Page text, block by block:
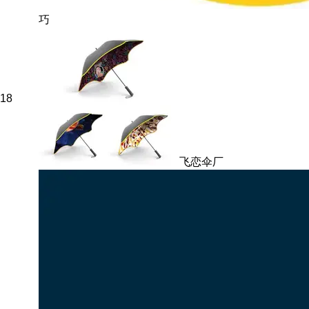
巧
18
飞恋伞厂